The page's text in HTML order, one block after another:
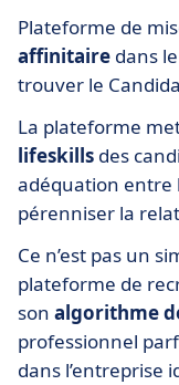
Plateforme de
affinitaire dans
trouver le
La plateforme
lifeskills des
adéquation entre
pérenniser la
Ce n’est pas un
plateforme de
son algorithme
professionnel
dans l’entreprise